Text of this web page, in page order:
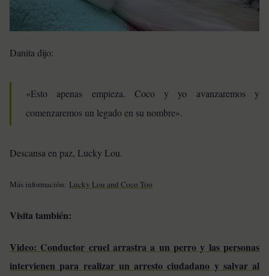
Danita dijo:
«Esto apenas empieza. Coco y yo avanzaremos y
comenzaremos un legado en su nombre».
Descansa en paz, Lucky Lou.
Más información: Lucky Lou and Coco Too
Visita también:
Video: Conductor cruel arrastra a un perro y las personas
intervienen para realizar un arresto ciudadano y salvar al